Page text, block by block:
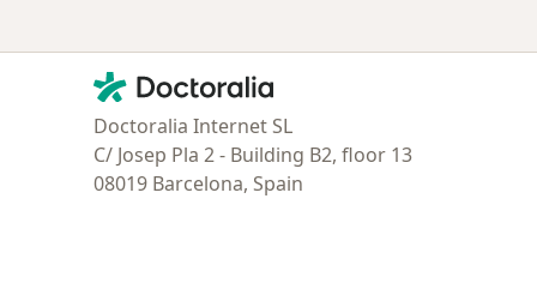
Contacto
Doctoralia - Página de inicio
Doctoralia Internet SL
C/ Josep Pla 2 - Building B2, floor 13
08019 Barcelona, Spain